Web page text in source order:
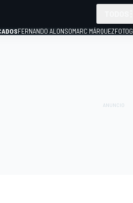
FERNANDO ALONSOMARC MÁRQUEZ